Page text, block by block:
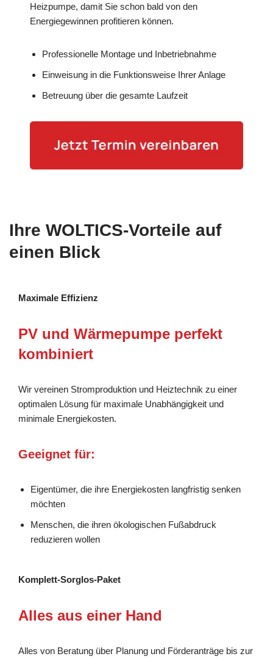
Heizpumpe, damit Sie schon bald von den
Energiegewinnen profitieren können.
Professionelle Montage und Inbetriebnahme
Einweisung in die Funktionsweise Ihrer Anlage
Betreuung über die gesamte Laufzeit
Ihre WOLTICS-Vorteile auf
einen Blick
Maximale Effizienz
PV und Wärmepumpe perfekt
kombiniert
Wir vereinen Stromproduktion und Heiztechnik zu einer
optimalen Lösung für maximale Unabhängigkeit und
minimale Energiekosten.
Geeignet für:
Eigentümer, die ihre Energiekosten langfristig senken
möchten
Menschen, die ihren ökologischen Fußabdruck
reduzieren wollen
Komplett-Sorglos-Paket
Alles aus einer Hand
Alles von Beratung über Planung und Förderanträge bis zur